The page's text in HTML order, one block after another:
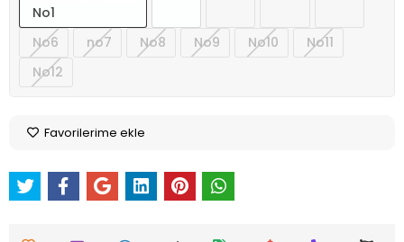
No1
No6 no7 No8 No9 No10
No11
No12
Favorilerime ekle